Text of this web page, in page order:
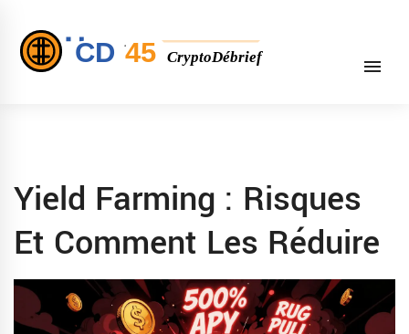
Yield Farming : Risques
Et Comment Les Réduire